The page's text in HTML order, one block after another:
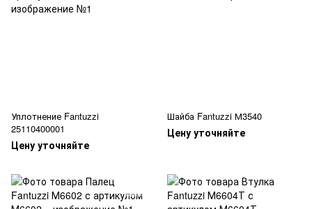
Уплотнение Fantuzzi
25110400001
Цену уточняйте
Шайба Fantuzzi М3540
Цену уточняйте